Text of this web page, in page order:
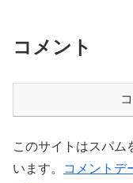
コメント
このサイトはスパム
います。
コメントデ